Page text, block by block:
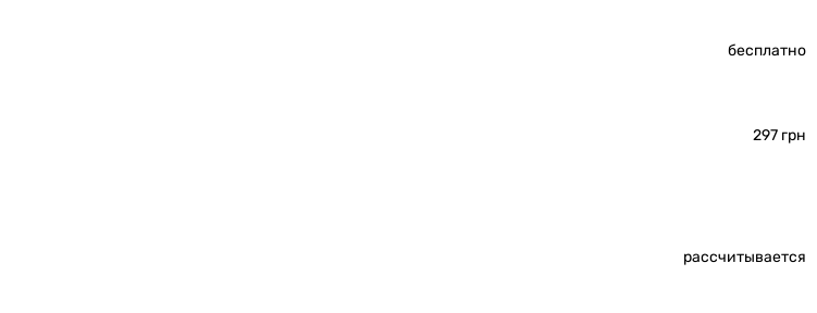
бесплатно
297 грн
рассчитывается